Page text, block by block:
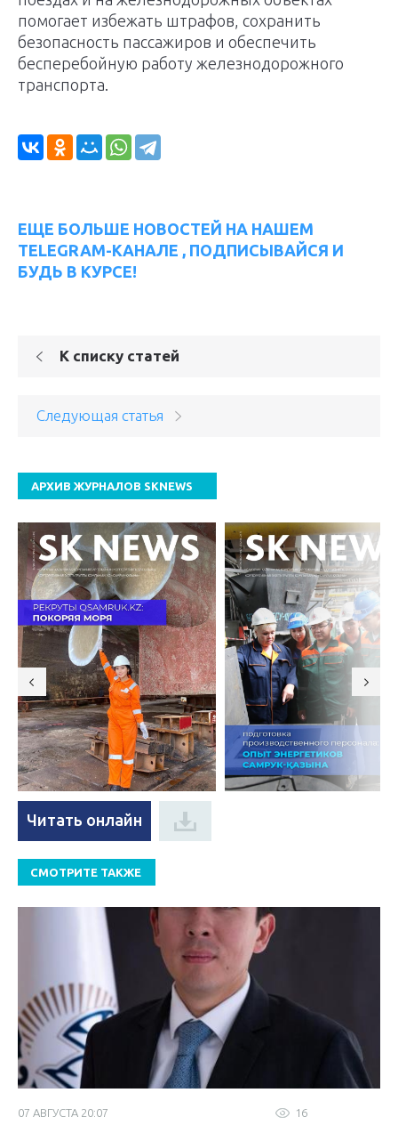
помогает избежать штрафов, сохранить
безопасность пассажиров и обеспечить
бесперебойную работу железнодорожного
транспорта.
ЕЩЕ БОЛЬШЕ НОВОСТЕЙ НА НАШЕМ
TELEGRAM-КАНАЛЕ , ПОДПИСЫВАЙСЯ И
БУДЬ В КУРСЕ!
К списку статей
Следующая статья
АРХИВ ЖУРНАЛОВ SKNEWS
Читать онлайн
СМОТРИТЕ ТАКЖЕ
16
07 АВГУСТА 20:07